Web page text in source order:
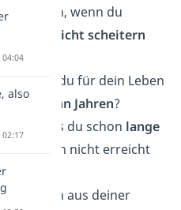
du tun, wenn du
du
nicht scheitern
hast du für dein Leben
zehn Jahren?
Ziel, dass du schon lange
, aber noch nicht erreicht
Traum aus deiner
also